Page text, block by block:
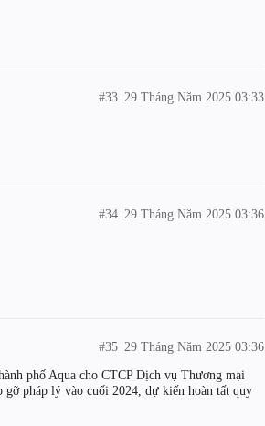
29 Tháng Năm 2025 03:33
#33
29 Tháng Năm 2025 03:36
#34
29 Tháng Năm 2025 03:36
#35
phố Aqua cho CTCP Dịch vụ Thương mại
pháp lý vào cuối 2024, dự kiến hoàn tất quy